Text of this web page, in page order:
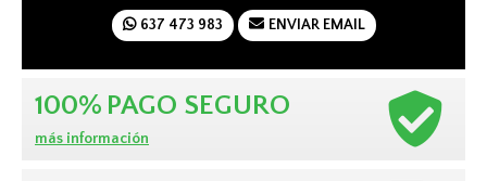
637 473 983 ENVIAR EMAIL
100% PAGO SEGURO
más información